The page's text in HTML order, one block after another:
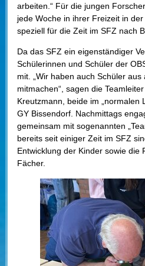
arbeiten.“ Für die jungen
jede Woche in ihrer Freizeit in
speziell für die Zeit im SFZ nach
Da das SFZ ein eigenständiger
Schülerinnen und Schüler der
mit. „Wir haben auch Schüler
mitmachen“, sagen die
Kreutzmann, beide im „normalen
GY Bissendorf. Nachmittags
gemeinsam mit sogenannten
bereits seit einiger Zeit im SFZ
Entwicklung der Kinder sowie die
Fächer.